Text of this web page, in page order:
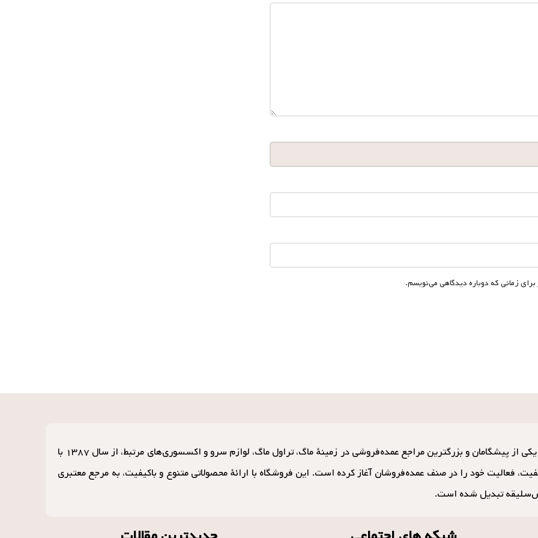
زمانی که دوباره دیدگاهی می‌نویسم.
کافه ماگ، به‌عنوان یکی از پیشگامان و بزرگترین مراجع عمده‌فروشی در زمینهٔ ماگ، تراول ماگ، لوازم سرو و اکسسوری‌های مرتبط، از سال ۱۳۸۷ با
فعالیت خود را در صنف عمده‌فروشان آغاز کرده است. این فروشگاه با ارائهٔ محصولاتی متنوع و باکیفیت، به مرجع معتبری
تبدیل شده است.